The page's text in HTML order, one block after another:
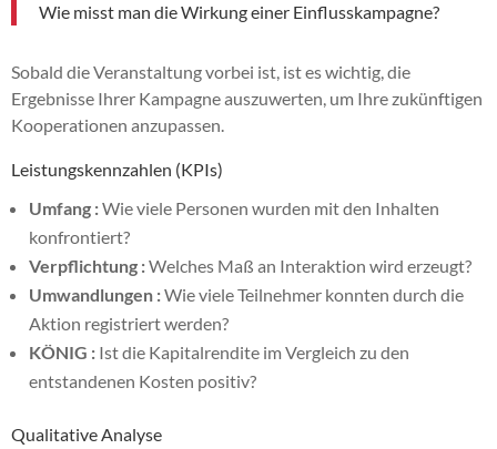
Wie misst man die Wirkung einer Einflusskampagne?
Sobald die Veranstaltung vorbei ist, ist es wichtig, die
Ergebnisse Ihrer Kampagne auszuwerten, um Ihre zukünftigen
Kooperationen anzupassen.
Leistungskennzahlen (KPIs)
Umfang :Wie viele Personen wurden mit den Inhalten
konfrontiert?
Verpflichtung :Welches Maß an Interaktion wird erzeugt?
Umwandlungen :Wie viele Teilnehmer konnten durch die
Aktion registriert werden?
KÖNIG : Ist die Kapitalrendite im Vergleich zu den
entstandenen Kosten positiv?
Qualitative Analyse